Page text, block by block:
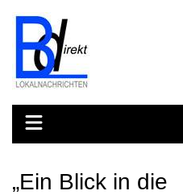
Skip
to
content
„Ein Blick in die